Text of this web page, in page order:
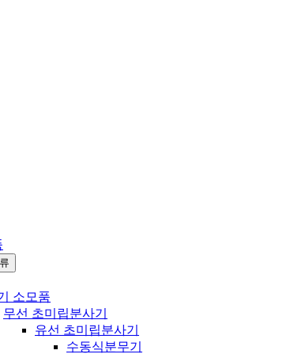
소모품
무선 초미립분사기
유선 초미립분사기
수동식분무기